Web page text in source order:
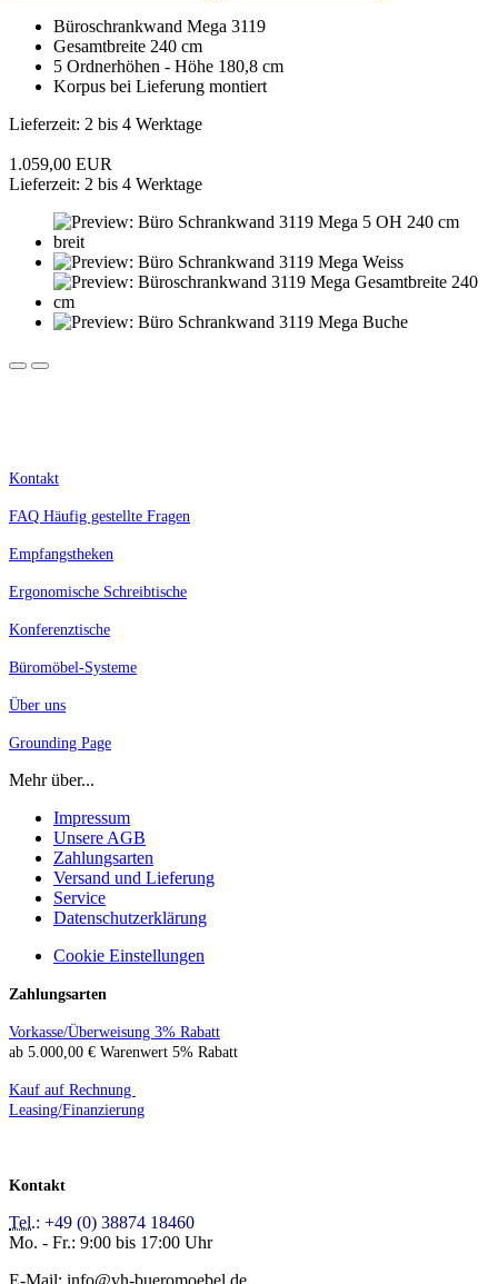
Büroschrankwand Mega 3119
Gesamtbreite 240 cm
5 Ordnerhöhen - Höhe 180,8 cm
Korpus bei Lieferung montiert
Lieferzeit: 2 bis 4 Werktage
1.059,00 EUR
Lieferzeit: 2 bis 4 Werktage
Kontakt
FAQ Häufig gestellte Fragen
Empfangstheken
Ergonomische Schreibtische
Konferenztische
Büromöbel-Systeme
Über uns
Grounding Page
Mehr über...
Impressum
Unsere AGB
Zahlungsarten
Versand und Lieferung
Service
Datenschutzerklärung
Cookie Einstellungen
Zahlungsarten
Vorkasse/Überweisung 3% Rabatt
ab 5.000,00 € Warenwert 5% Rabatt
Kauf auf Rechnung
Leasing/Finanzierung
Kontakt
Tel.: +49 (0) 38874 18460
Mo. - Fr.: 9:00 bis 17:00 Uhr